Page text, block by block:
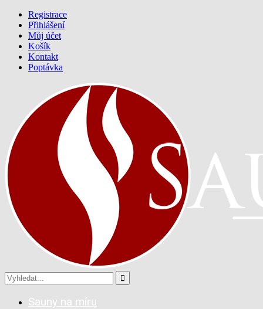
Registrace
Přihlášení
Můj účet
Košík
Kontakt
Poptávka
Sauny na míru